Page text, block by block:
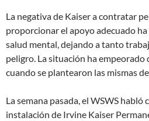
La negativa de Kaiser a contratar
proporcionar el apoyo adecuado
salud mental, dejando a tanto
peligro. La situación ha empeorado
cuando se plantearon las mismas
La semana pasada, el WSWS
instalación de Irvine Kaiser